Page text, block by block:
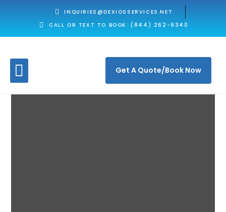
INQUIRIES@DEXIOSSERVICES.NET
CALL OR TEXT TO BOOK: (844) 262-9340
Get A Quote/Book Now